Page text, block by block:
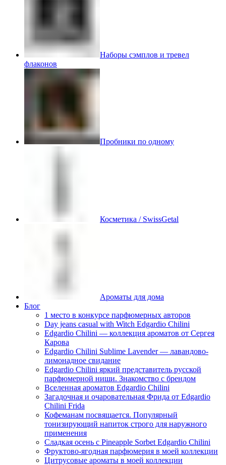
Наборы сэмплов и тревел
флаконов
Пробники по одному
Косметика / SwissGetal
Ароматы для дома
Блог
1 место в конкурсе парфюмерных авторов
Day jeans casual with Witch Edgardio Chilini
Edgardio Chilini — коллекция ароматов от Сергея
Карова
Edgardio Chilini Sublime Lavender — лавандово-
лимонадное свидание
Edgardio Chilini яркий представитель русской
парфюмерной ниши. Знакомство с брендом
Вселенная ароматов Edgardio Chilini
Загадочная и очаровательная Фрида от Edgardio
Chilini Frida
Кофеманам посвящается. Популярный
тонизирующий напиток строго для наружного
применения
Сладкая осень с Pineapple Sorbet Edgardio Chilini
Фруктово-ягодная парфюмерия в моей коллекции
​Цитрусовые ароматы в моей коллекции